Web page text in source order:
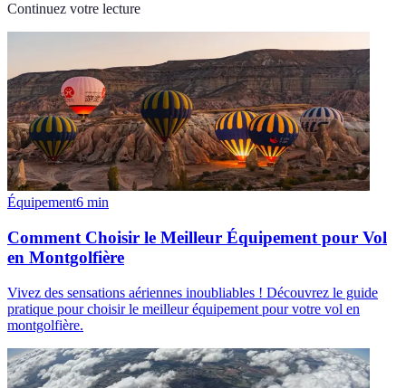
Continuez votre lecture
Équipement6 min
Comment Choisir le Meilleur Équipement pour Vol
en Montgolfière
Vivez des sensations aériennes inoubliables ! Découvrez le guide
pratique pour choisir le meilleur équipement pour votre vol en
montgolfière.